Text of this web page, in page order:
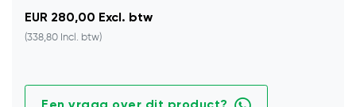
EUR 280,00 Excl. btw
(338,80 Incl. btw)